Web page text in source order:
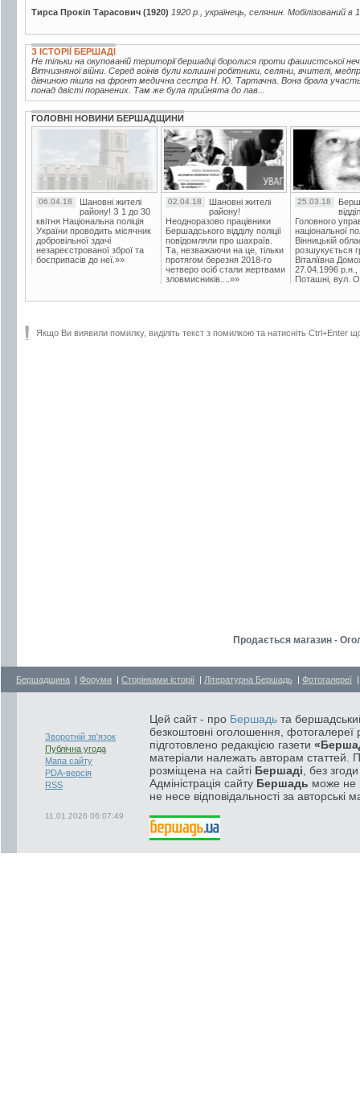
Тирса Прокіп Тарасович (1920) 1920 р., українець, селянин. Мобілізований
З ІСТОРІЇ БЕРШАДІ
Не тільки на окупованій території бершадці боролися проти фашистської
Вітчизняної війни. Серед воїнів були колишні робітники, селяни, вчителі,
дівчиною пішла на фронт медична сестра Н. Ю. Тартачна. Вона брала
понад двісті поранених. Там же була прийнята до лав...
ГОЛОВНІ НОВИНИ БЕРШАДЩИНИ
06.04.18
Шановні жителі
району! З 1 до 30
квітня Національна поліція
України проводить місячник
добровільної здачі
незареєстрованої зброї та
боєприпасів до неї.»»
02.04.18
Шановні жителі
району!
Неодноразово працівники
Бершадського відділу поліції
повідомляли про шахраїв.
Та, незважаючи на це, тільки
протягом березня 2018-го
четверо осіб стали жертвами
зловмисників....»»
25.03.18
Головного
національної
Вінницькій
розшукується
Віталіївна
27.04.1996 р.н.,
Поташні, вул.
Якщо Ви виявили помилку, виділіть текст з помилкою та натисніть Ctrl+Enter
Продається магазин -
Бершадщина | Форуми | Сторінками історії | Літературна Бершадь | Фотогалереї
Зворотній зв'язок
Публічна угода
Мапа сайту
PDA-версія
RSS
11.01.2026 06:07:49
Цей сайт - про Бершадь та
безкоштовні оголошення, фотогалереї
підготовлено редакцією газети
матеріали належать авторам статтей.
розміщена на сайті Бершаді , без
Адміністрація сайту Бершадь може не
не несе відповідальності за авторські